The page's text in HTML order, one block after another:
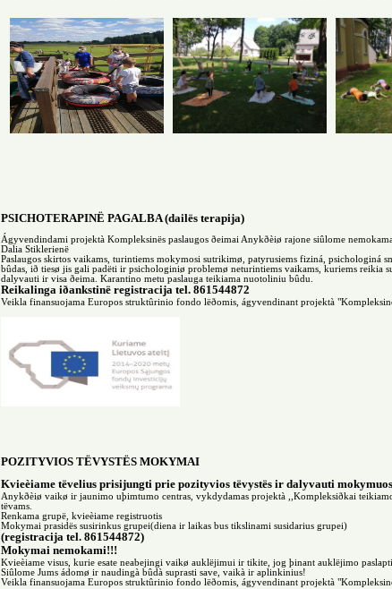
PSICHOTERAPINË PAGALBA (dailës terapija)
Ágyvendindami projektà Kompleksinës paslaugos ðeimai Anykðèiø rajone siûlome
Dalia Stiklerienë
Paslaugos skirtos vaikams, turintiems mokymosi sutrikimø, patyrusiems fiziná,
bûdas, ið tiesø jis gali padëti ir psichologiniø problemø neturintiems vaikams, kuriems reikia
dalyvauti ir visa ðeima. Karantino metu paslauga teikiama nuotoliniu bûdu.
Reikalinga iðankstinë registracija tel. 861544872
Veikla finansuojama Europos struktûrinio fondo lëðomis, ágyvendinant projektà
POZITYVIOS TËVYSTËS MOKYMAI
Kvieèiame tëvelius prisijungti prie pozityvios tëvystës ir dalyvauti
Anykðèiø vaikø ir jaunimo uþimtumo centras, vykdydamas projektà ,,Kompleksiðkai
tëvams.
Renkama grupë, kvieèiame registruotis
Mokymai prasidës susirinkus grupei(diena ir laikas bus tikslinami susidarius grupei)
(registracija tel. 861544872)
Mokymai nemokami!!!
Kvieèiame visus, kurie esate neabejingi vaikø auklëjimui ir tikite, jog þinant auklëjimo
Siûlome Jums ádomø ir naudingà bûdà suprasti save, vaikà ir aplinkinius!
Veikla finansuojama Europos struktûrinio fondo lëðomis, ágyvendinant projektà